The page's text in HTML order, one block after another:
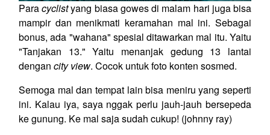
Paracyclistyang biasa gowes di malam hari juga bisa
mampir dan menikmati keramahan mal ini. Sebagai
bonus, ada "wahana" spesial ditawarkan mal itu. Yaitu
"Tanjakan 13." Yaitu menanjak gedung 13 lantai
dengan city view. Cocok untuk foto konten sosmed.
Semoga mal dan tempat lain bisa meniru yang seperti
ini. Kalau iya, saya nggak perlu jauh-jauh bersepeda
ke gunung. Ke mal saja sudah cukup! (johnny ray)